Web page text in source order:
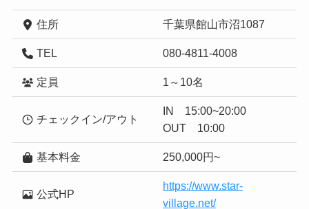
住所 千葉県館山市沼1087
TEL 080-4811-4008
定員 1～10名
チェックイン/アウト
IN 15:00~20:00
OUT 10:00
基本料金 250,000円~
公式HP
https://www.star-
village.net/